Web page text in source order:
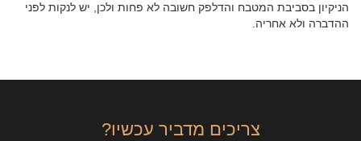
הניקיון בסביבת המטבח והדלפק חשובה לא פחות ולכן, יש לנקות לפני
ההדברה ולא אחריה.
צריכים מדביר עכשיו?